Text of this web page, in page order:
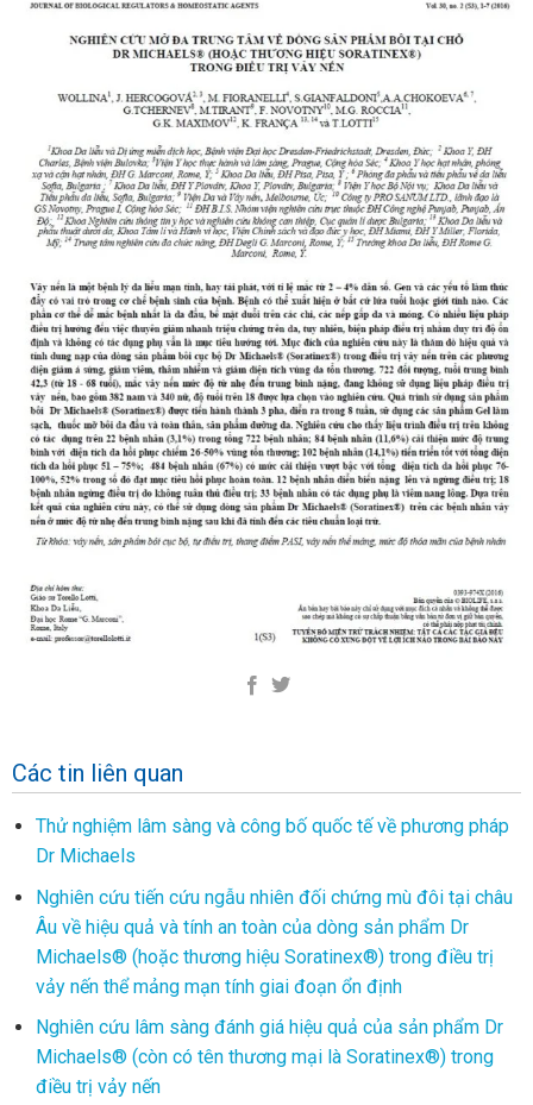
Các tin liên quan
Thử nghiệm lâm sàng và công bố quốc tế về phương pháp
Dr Michaels
Nghiên cứu tiến cứu ngẫu nhiên đối chứng mù đôi tại châu
Âu về hiệu quả và tính an toàn của dòng sản phẩm Dr
Michaels® (hoặc thương hiệu Soratinex®) trong điều trị
vảy nến thể mảng mạn tính giai đoạn ổn định
Nghiên cứu lâm sàng đánh giá hiệu quả của sản phẩm Dr
Michaels® (còn có tên thương mại là Soratinex®) trong
điều trị vảy nến